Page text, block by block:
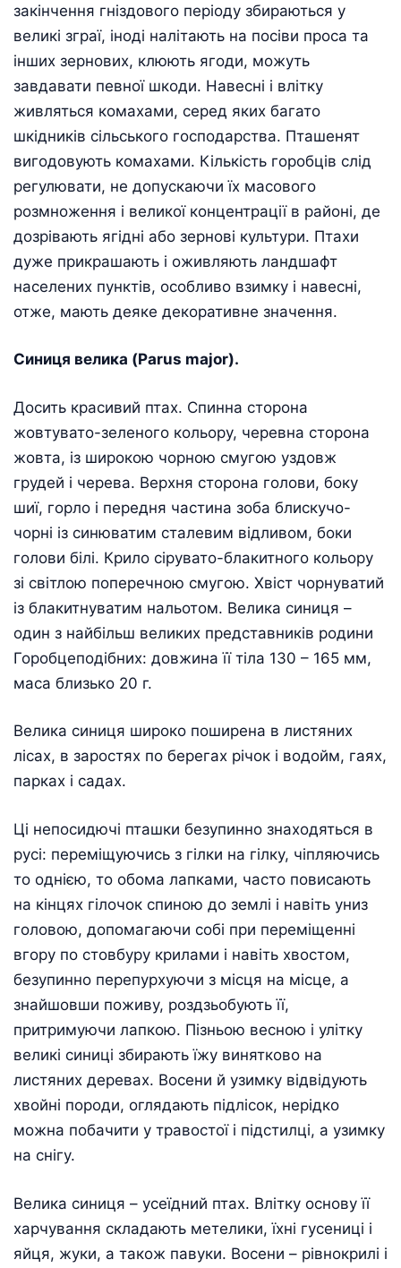
закінчення гніздового періоду збираються у
великі зграї, іноді налітають на посіви проса та
інших зернових, клюють ягоди, можуть
завдавати певної шкоди. Навесні і влітку
живляться комахами, серед яких багато
шкідників сільського господарства. Пташенят
вигодовують комахами. Кількість горобців слід
регулювати, не допускаючи їх масового
розмноження і великої концентрації в районі, де
дозрівають ягідні або зернові культури. Птахи
дуже прикрашають і оживляють ландшафт
населених пунктів, особливо взимку і навесні,
отже, мають деяке декоративне значення.
Синиця велика (Parus major).
Досить красивий птах. Спинна сторона
жовтувато-зеленого кольору, черевна сторона
жовта, із широкою чорною смугою уздовж
грудей і черева. Верхня сторона голови, боку
шиї, горло і передня частина зоба блискучо-
чорні із синюватим сталевим відливом, боки
голови білі. Крило сірувато-блакитного кольору
зі світлою поперечною смугою. Хвіст чорнуватий
із блакитнуватим нальотом. Велика синиця –
один з найбільш великих представників родини
Горобцеподібних: довжина її тіла 130 – 165 мм,
маса близько 20 г.
Велика синиця широко поширена в листяних
лісах, в заростях по берегах річок і водойм, гаях,
парках і садах.
Ці непосидючі пташки безупинно знаходяться в
русі: переміщуючись з гілки на гілку, чіпляючись
то однією, то обома лапками, часто повисають
на кінцях гілочок спиною до землі і навіть униз
головою, допомагаючи собі при переміщенні
вгору по стовбуру крилами і навіть хвостом,
безупинно перепурхуючи з місця на місце, а
знайшовши поживу, роздзьобують її,
притримуючи лапкою. Пізньою весною і улітку
великі синиці збирають їжу винятково на
листяних деревах. Восени й узимку відвідують
хвойні породи, оглядають підлісок, нерідко
можна побачити у травостої і підстилці, а узимку
на снігу.
Велика синиця – усеїдний птах. Влітку основу її
харчування складають метелики, їхні гусениці і
яйця, жуки, а також павуки. Восени – рівнокрилі і